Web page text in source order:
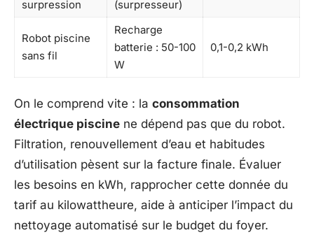
surpression (surpresseur)
Robot piscine
sans fil
Recharge
batterie : 50-100
W
0,1-0,2 kWh
On le comprend vite : la consommation
électrique piscine ne dépend pas que du robot.
Filtration, renouvellement d’eau et habitudes
d’utilisation pèsent sur la facture finale. Évaluer
les besoins en kWh, rapprocher cette donnée du
tarif au kilowattheure, aide à anticiper l’impact du
nettoyage automatisé sur le budget du foyer.